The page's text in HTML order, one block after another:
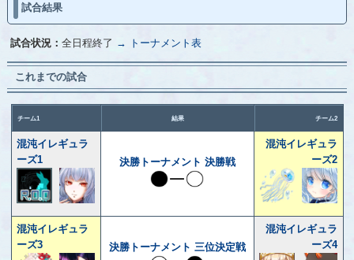
試合結果
試合状況：全日程終了 → トーナメント表
これまでの試合
チーム1 結果 チーム2
混沌イレギュラ
ーズ1
決勝トーナメント 決勝戦
混沌イレギュラ
ーズ2
混沌イレギュラ
ーズ3
決勝トーナメント 三位決定戦
混沌イレギュラ
ーズ4